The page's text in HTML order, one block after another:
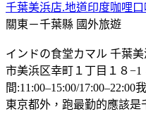
千葉美浜店.地道印度咖哩
關東－千葉縣 國外旅遊
インドの食堂カマル 千葉
市美浜区幸町１丁目１８−1
間:11:00–15:00/
東京都外，跑最勤的應該